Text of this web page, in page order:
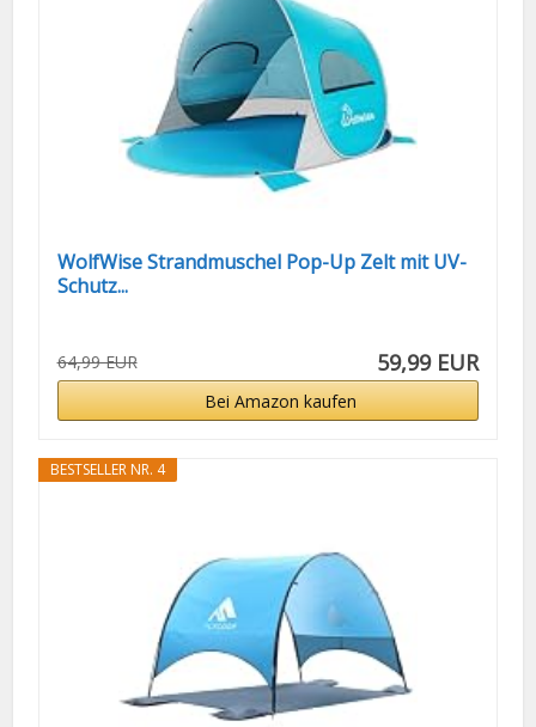
WolfWise Strandmuschel Pop-Up Zelt mit UV-
Schutz...
64,99 EUR 59,99 EUR
Bei Amazon kaufen
BESTSELLER NR. 4